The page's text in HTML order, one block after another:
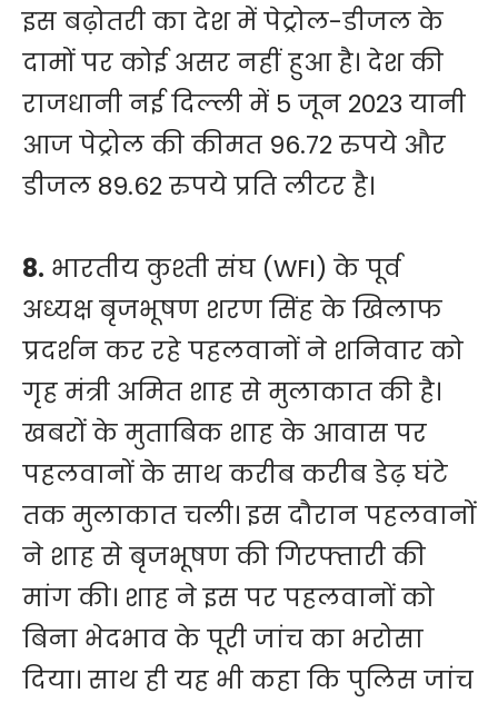
इस बढ़ोतरी का देश में पेट्रोल-डीजल के
दामों पर कोई असर नहीं हुआ है। देश की
राजधानी नई दिल्ली में 5 जून 2023 यानी
आज पेट्रोल की कीमत 96.72 रुपये और
डीजल 89.62 रुपये प्रति लीटर है।
8. भारतीय कुश्ती संघ (WFI) के पूर्व
अध्यक्ष बृजभूषण शरण सिंह के खिलाफ
प्रदर्शन कर रहे पहलवानों ने शनिवार को
गृह मंत्री अमित शाह से मुलाकात की है।
खबरों के मुताबिक शाह के आवास पर
पहलवानों के साथ करीब करीब डेढ़ घंटे
तक मुलाकात चली। इस दौरान पहलवानों
ने शाह से बृजभूषण की गिरफ्तारी की
मांग की। शाह ने इस पर पहलवानों को
बिना भेदभाव के पूरी जांच का भरोसा
दिया। साथ ही यह भी कहा कि पुलिस जांच